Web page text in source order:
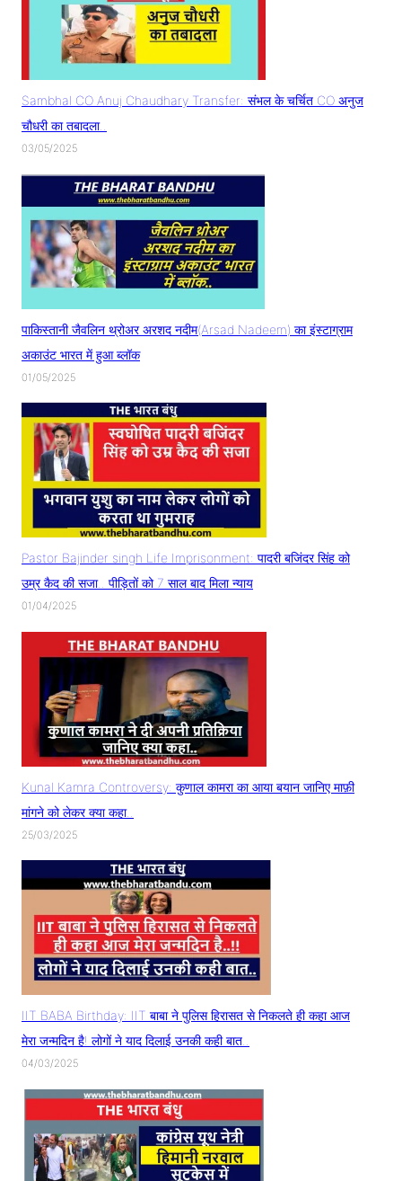
Sambhal CO Anuj Chaudhary Transfer: संभल के चर्चित CO अनुज
चौधरी का तबादला..
03/05/2025
पाकिस्तानी जैवलिन थ्रोअर अरशद नदीम(Arsad Nadeem) का इंस्टाग्राम
अकाउंट भारत में हुआ ब्लॉक
01/05/2025
Pastor Bajinder singh Life Imprisonment: पादरी बजिंदर सिंह को
उम्र कैद की सजा.. पीड़ितों को 7 साल बाद मिला न्याय
01/04/2025
Kunal Kamra Controversy: कुणाल कामरा का आया बयान जानिए माफ़ी
मांगने को लेकर क्या कहा..
25/03/2025
IIT BABA Birthday: IIT बाबा ने पुलिस हिरासत से निकलते ही कहा आज
मेरा जन्मदिन है! लोगों ने याद दिलाई उनकी कही बात..
04/03/2025